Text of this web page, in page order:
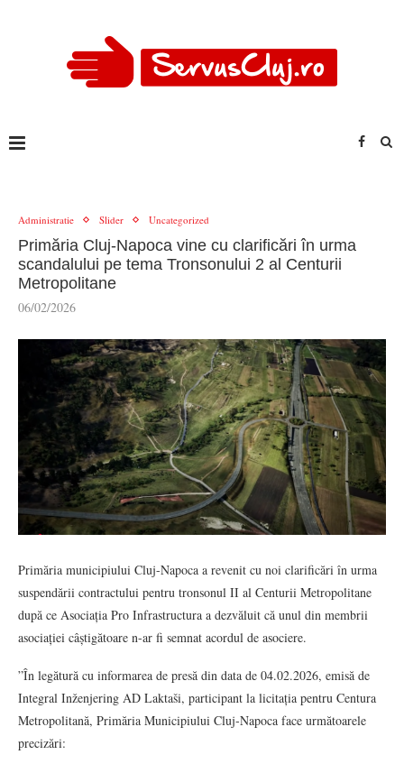
Administratie Slider Uncategorized
Primăria Cluj-Napoca vine cu clarificări în urma
scandalului pe tema Tronsonului 2 al Centurii
Metropolitane
06/02/2026
Primăria municipiului Cluj-Napoca a revenit cu noi clarificări în urma
suspendării contractului pentru tronsonul II al Centurii Metropolitane
după ce Asociația Pro Infrastructura a dezvăluit că unul din membrii
asociației câștigătoare n-ar fi semnat acordul de asociere.
”În legătură cu informarea de presă din data de 04.02.2026, emisă de
Integral Inženjering AD Laktaši, participant la licitația pentru Centura
Metropolitană, Primăria Municipiului Cluj‑Napoca face următoarele
precizări: